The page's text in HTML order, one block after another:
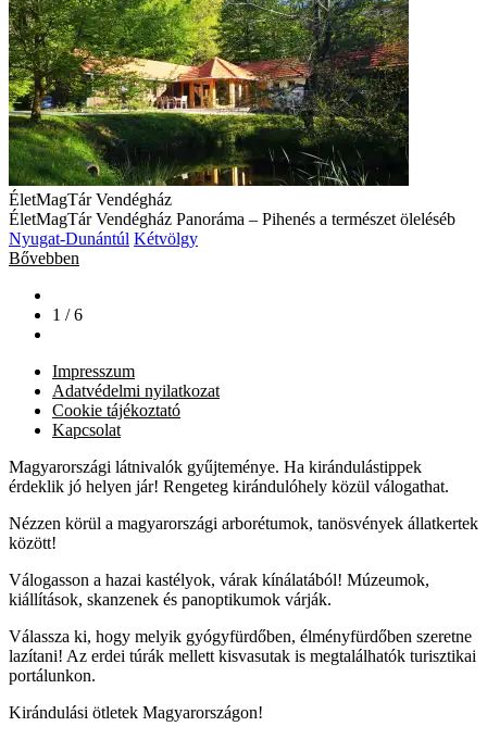
ÉletMagTár Vendégház
ÉletMagTár Vendégház Panoráma – Pihenés a természet öleléséb
Nyugat-Dunántúl Kétvölgy
Bővebben
1 / 6
Impresszum
Adatvédelmi nyilatkozat
Cookie tájékoztató
Kapcsolat
Magyarországi látnivalók gyűjteménye. Ha kirándulástippek
érdeklik jó helyen jár! Rengeteg kirándulóhely közül válogathat.
Nézzen körül a magyarországi arborétumok, tanösvények állatkertek
között!
Válogasson a hazai kastélyok, várak kínálatából! Múzeumok,
kiállítások, skanzenek és panoptikumok várják.
Válassza ki, hogy melyik gyógyfürdőben, élményfürdőben szeretne
lazítani! Az erdei túrák mellett kisvasutak is megtalálhatók turisztikai
portálunkon.
Kirándulási ötletek Magyarországon!